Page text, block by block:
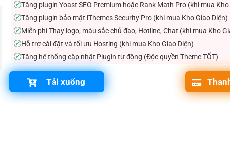
✓Tăng plugin Yoast SEO Premium hoặc Rank Math Pro (khi mua Kho
✓Tặng plugin bảo mật iThemes Security Pro (khi mua Kho Giao Diện)
✓Miễn phí Thay logo, màu sắc chủ đạo, Hotline, Chat (khi mua Kho
✓Hỗ trợ cài đặt và tối ưu Hosting (khi mua Kho Giao Diện)
✓Tặng hệ thống cập nhật Plugin tự động (Độc quyền Theme TỐT)
Tải xuống